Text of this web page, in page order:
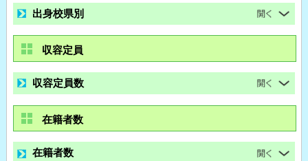
出身校県別
収容定員
収容定員数
在籍者数
在籍者数